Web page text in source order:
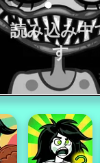
読み込み中
す